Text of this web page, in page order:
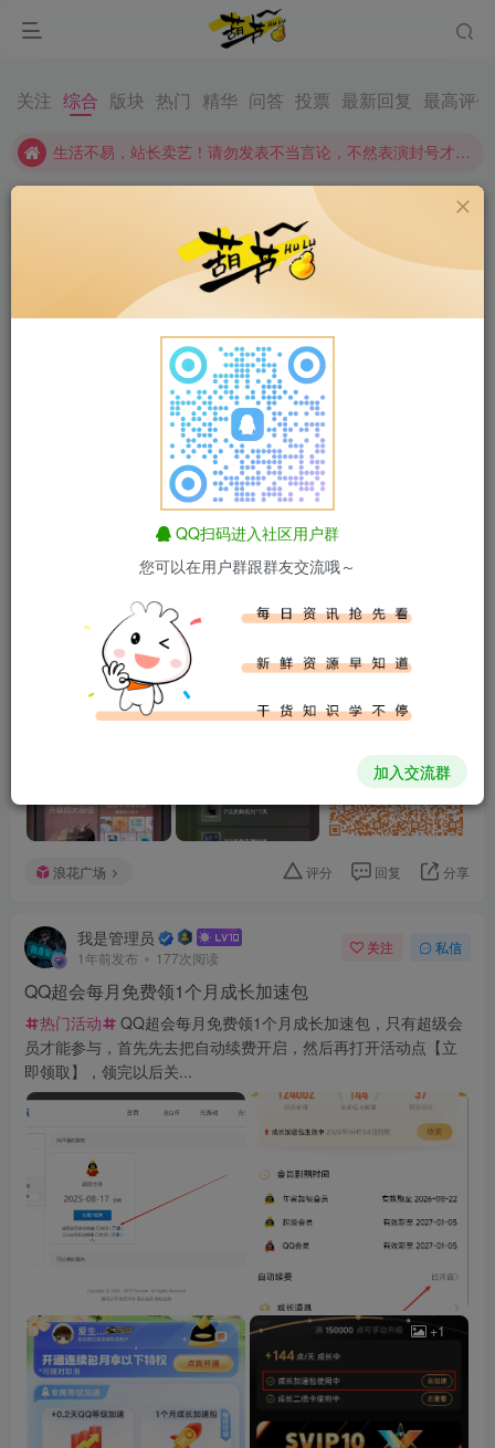
关注 综合 版块 热门 精华 问答 投票 最新回复 最高评分
生活不易，站长卖艺！请勿发表不当言论，不然表演封号才艺~~~
生活不易，站长卖艺！请勿发表不当言论，不然表演封号才艺~~~
44次阅读
漫城CMS小说封面同步功能源码
评分
137次阅读
免费白嫖保底14天QQ超级会员服务
热门活动
解锁体验指定任务，每个阶段两个任务，共四个阶
段，每个阶段有对应奖励，前三个阶段为保底固定奖励，最后一
个阶段可抽到超级会员...
浪花广场 评分 回复 分享
我是管理员
1年前发布 177次阅读
关注 私信
QQ超会每月免费领1个月成长加速包
热门活动
QQ超会每月免费领1个月成长加速包，只有超级会
员才能参与，首先先去把自动续费开启，然后再打开活动点【立
即领取】，领完以后关...
+1
QQ扫码进入社区用户群
您可以在用户群跟群友交流哦～
加入交流群